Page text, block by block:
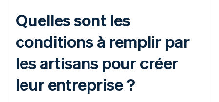
Quelles sont les
conditions à remplir par
les artisans pour créer
leur entreprise ?